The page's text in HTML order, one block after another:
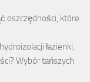
oszczędności, które
łazienki,
Wybór tańszych